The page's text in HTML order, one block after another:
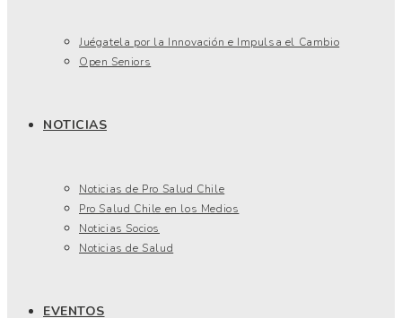
Juégatela por la Innovación e Impulsa el Cambio
Open Seniors
NOTICIAS
Noticias de Pro Salud Chile
Pro Salud Chile en los Medios
Noticias Socios
Noticias de Salud
EVENTOS